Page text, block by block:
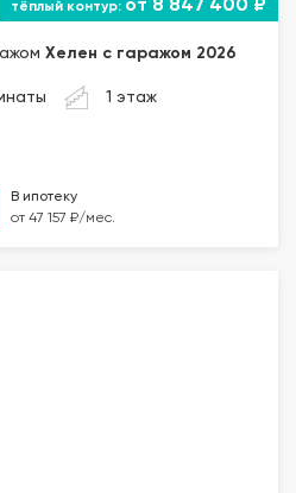
от 8 847 400 ₽
Хелен с гаражом 2026
1 этаж
В ипотеку
от 47 157 ₽/мес.